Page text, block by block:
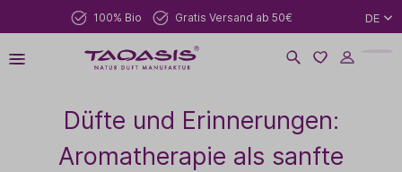
100% Bio Gratis Versand ab 50€ DE
Düfte und Erinnerungen:
Aromatherapie als sanfte